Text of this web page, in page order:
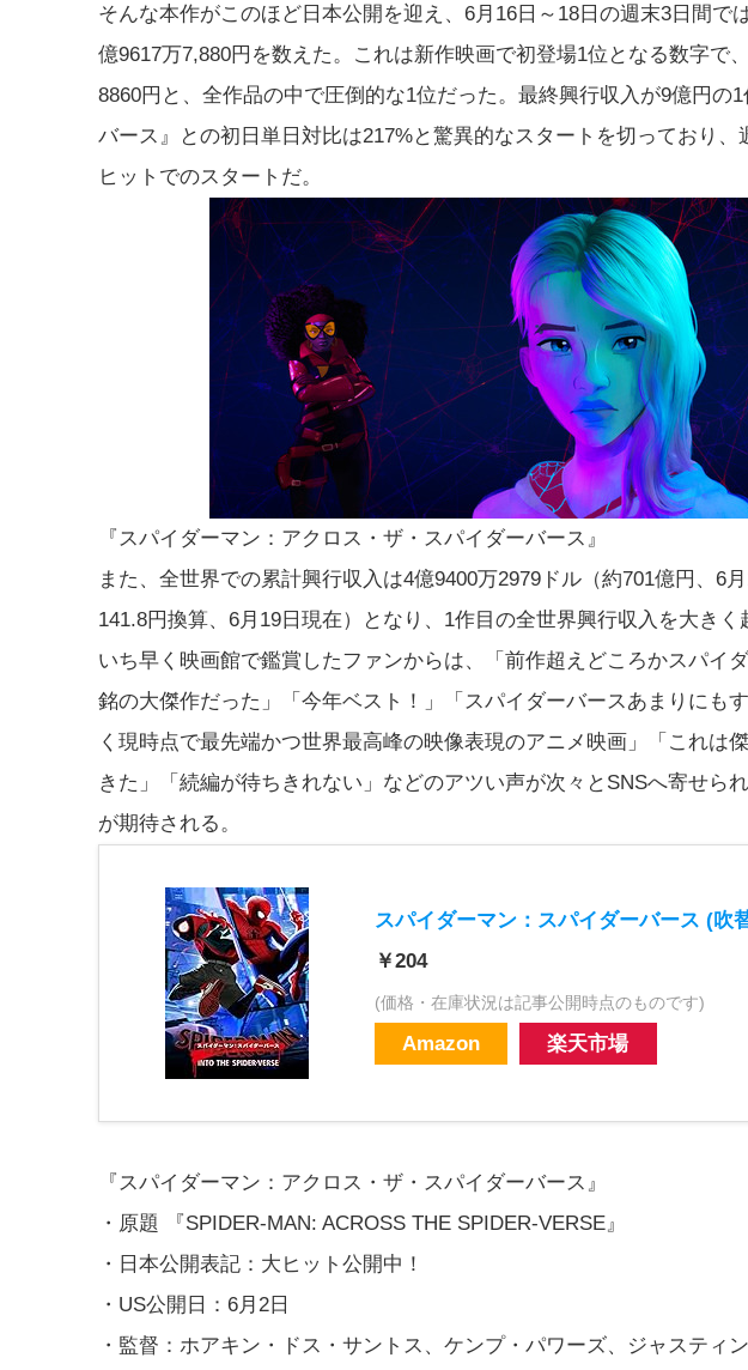
そんな本作がこのほど日本公開を迎え、6月16日～18日の週末3日間で
億9617万7,880円を数えた。これは新作映画で初登場1位となる数字で
8860円と、全作品の中で圧倒的な1位だった。最終興行収入が9億円の
バース』との初日単日対比は217%と驚異的なスタートを切っており
ヒットでのスタートだ。
『スパイダーマン：アクロス・ザ・スパイダーバース』
また、全世界での累計興行収入は4億9400万2979ドル（約701億円、6
141.8円換算、6月19日現在）となり、1作目の全世界興行収入を大きく
いち早く映画館で鑑賞したファンからは、「前作超えどころかスパイ
銘の大傑作だった」「今年ベスト！」「スパイダーバースあまりにも
く現時点で最先端かつ世界最高峰の映像表現のアニメ映画」「これは
きた」「続編が待ちきれない」などのアツい声が次々とSNSへ寄せら
が期待される。
スパイダーマン：スパイダーバース (吹
￥204
(価格・在庫状況は記事公開時点のものです)
Amazon 楽天市場
『スパイダーマン：アクロス・ザ・スパイダーバース』
・原題 『SPIDER-MAN: ACROSS THE SPIDER-VERSE』
・日本公開表記：大ヒット公開中！
・US公開日：6月2日
・監督：ホアキン・ドス・サントス、ケンプ・パワーズ、ジャスティ